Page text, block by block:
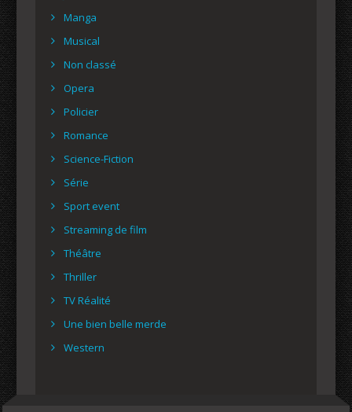
Manga
Musical
Non classé
Opera
Policier
Romance
Science-Fiction
Série
Sport event
Streaming de film
Théâtre
Thriller
TV Réalité
Une bien belle merde
Western